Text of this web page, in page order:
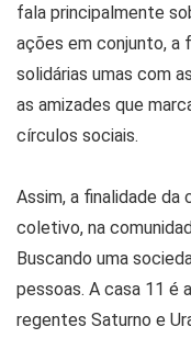
fala principalmente
ações em conjunto, a
solidárias umas com
as amizades que
círculos sociais.
Assim, a finalidade da
coletivo, na
Buscando uma
pessoas. A casa 11 é
regentes Saturno e